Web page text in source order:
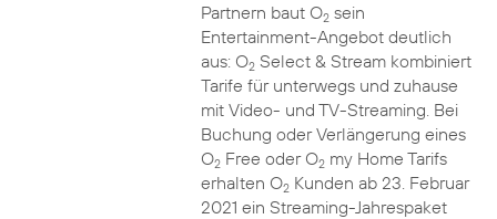
Partnern baut O2sein
Entertainment-Angebot deutlich
aus: O2Select & Stream kombiniert
Tarife für unterwegs und zuhause
mit Video- und TV-Streaming. Bei
Buchung oder Verlängerung eines
O2Free oder O2my Home Tarifs
erhalten O2Kunden ab 23. Februar
2021 ein Streaming-Jahrespaket